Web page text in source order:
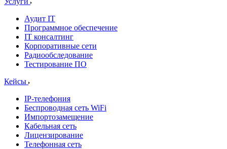
Аудит IT
Программное обеспечение
IT консалтинг
Корпоративные сети
Радиообследование
Тестирование ПО
Кейсы
IP-телефония
Беспроводная сеть WiFi
Импортозамещение
Кабельная сеть
Лицензирование
Телефонная сеть